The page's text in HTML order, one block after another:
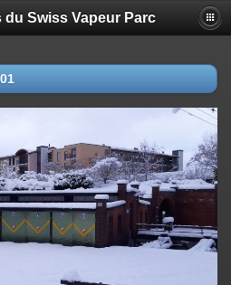
du Swiss Vapeur Parc